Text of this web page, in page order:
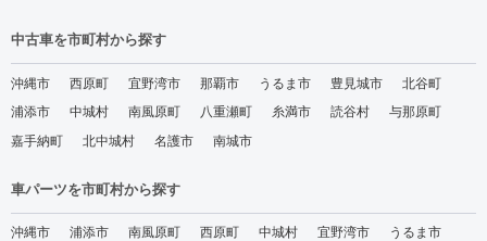
中古車を市町村から探す
沖縄市 西原町 宜野湾市 那覇市 うるま市 豊見城市
北谷町
浦添市
中城村 南風原町 八重瀬町 糸満市 読谷村
与那原町
嘉手納町
北中城村 名護市 南城市
車パーツを市町村から探す
沖縄市 浦添市 南風原町 西原町 中城村 宜野湾市
うるま市